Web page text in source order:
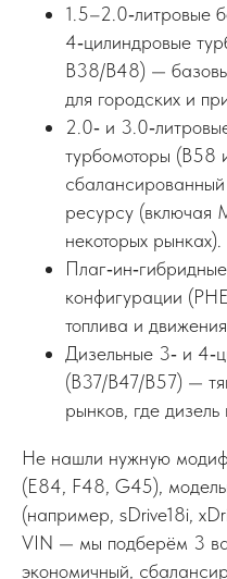
1.5–2.0‑литровые
4‑цилиндровые
B38/B48) —
для городских и
2.0‑ и
турбомоторы (B58
ресурсу (включая
некоторых рынках).
конфигурации
топлива и
Дизельные 3‑ и
(B37/B47/B57) —
рынков, где
Не нашли нужную
(E84, F48, G45),
(например, sDrive18i,
VIN — мы подберём 3
экономичный,